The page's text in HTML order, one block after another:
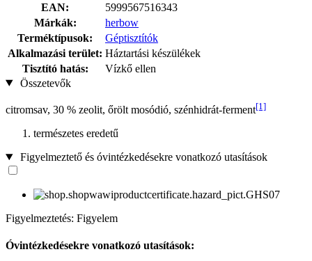
EAN:
5999567516343
Márkák:
herbow
Terméktípusok:
Géptisztítók
Alkalmazási terület: Háztartási készülékek
Tisztító hatás:
Vízkő ellen
Összetevők
citromsav, 30 % zeolit, őrölt mosódió, szénhidrát-ferment[1]
természetes eredetű
Figyelmeztető és óvintézkedésekre vonatkozó utasítások
Figyelmeztetés: Figyelem
Óvintézkedésekre vonatkozó utasítások: